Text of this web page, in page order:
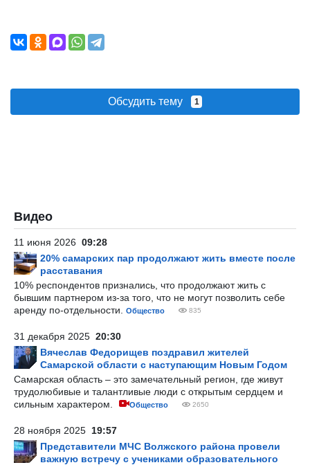
Обсудить тему 1
Видео
11 июня 2026 09:28
20% самарских пар продолжают жить вместе после
расставания
10% респондентов признались, что продолжают жить с
бывшим партнером из-за того, что не могут позволить себе
аренду по-отдельности.
Общество 835
31 декабря 2025 20:30
Вячеслав Федорищев поздравил жителей
Самарской области с наступающим Новым Годом
Самарская область – это замечательный регион, где живут
трудолюбивые и талантливые люди с открытым сердцем и
сильным характером.
Общество 2650
28 ноября 2025 19:57
Представители МЧС Волжского района провели
важную встречу с учениками образовательного